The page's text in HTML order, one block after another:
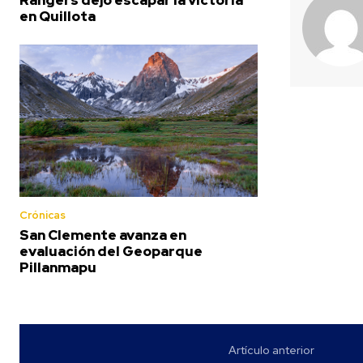
en Quillota
Crónicas
San Clemente avanza en
evaluación del Geoparque
Pillanmapu
Artículo anterior